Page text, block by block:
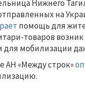
Нижнего
на
помощь для
товаров
для мобилизации
АН «Между строк»